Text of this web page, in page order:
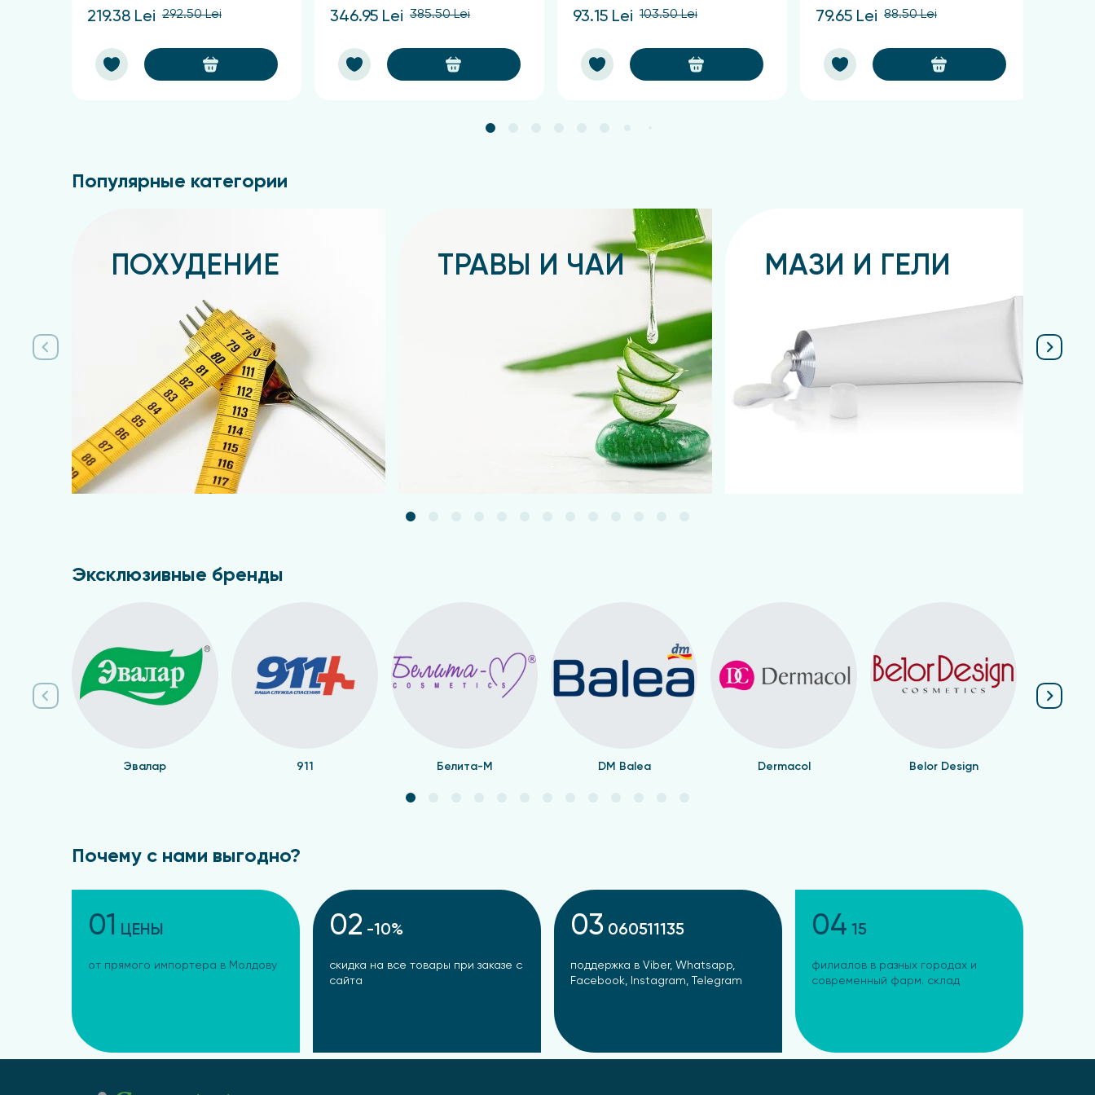
219.38 Lei 292.50 Lei 346.95 Lei 385.50 Lei 93.15 Lei 103.50 Lei 79.65 Lei 88.50 Lei
Популярные категории
ПОХУДЕНИЕ ТРАВЫ И ЧАИ МАЗИ И ГЕЛИ
Эксклюзивные бренды
Эвалар 911 Белита-М DM Balea Dermacol Belor Design
Почему с нами выгодно?
01 ЦЕНЫ
от прямого импортера в Молдову
02 -10%
скидка на все товары при заказе с
сайта
03 060511135
поддержка в Viber, Whatsapp,
Facebook, Instagram, Telegram
04 15
филиалов в разных городах и
современный фарм. склад